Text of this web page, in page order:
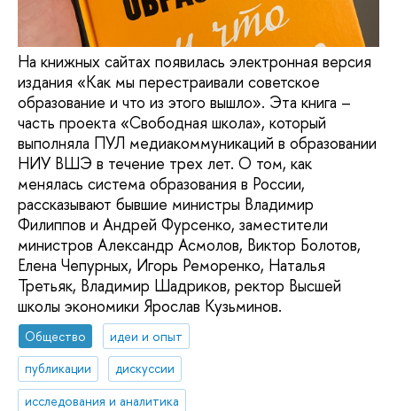
На книжных сайтах появилась электронная версия
издания «Как мы перестраивали советское
образование и что из этого вышло». Эта книга –
часть проекта «Свободная школа», который
выполняла ПУЛ медиакоммуникаций в образовании
НИУ ВШЭ в течение трех лет. О том, как
менялась система образования в России,
рассказывают бывшие министры Владимир
Филиппов и Андрей Фурсенко, заместители
министров Александр Асмолов, Виктор Болотов,
Елена Чепурных, Игорь Реморенко, Наталья
Третьяк, Владимир Шадриков, ректор Высшей
школы экономики Ярослав Кузьминов.
Общество
идеи и опыт
публикации
дискуссии
исследования и аналитика